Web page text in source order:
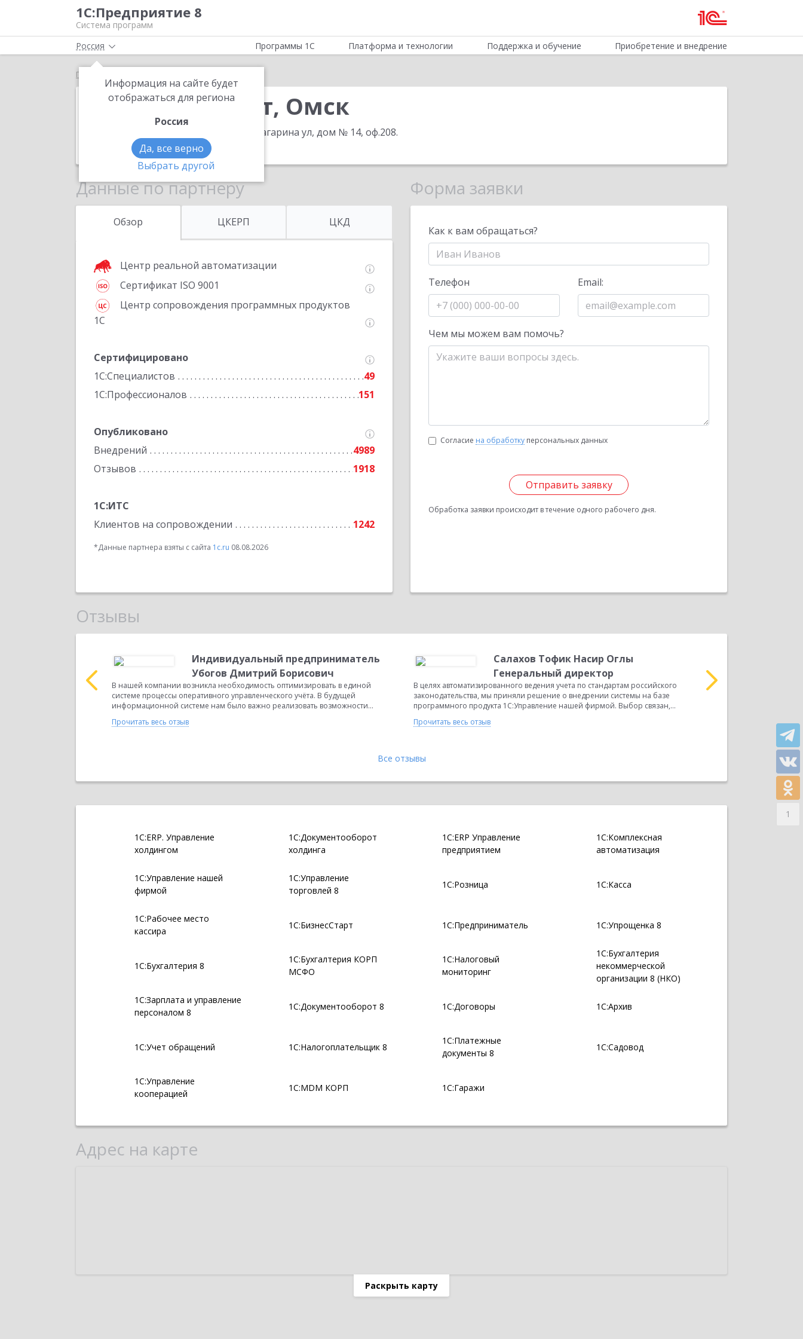
1С:Предприятие 8
Система программ
Россия
Информация на сайте будет
отображаться для региона
Россия
Да, все верно
Выбрать другой
Программы 1С Платформа и технологии Поддержка и обучение Приобретение и внедрение
Главная
1С:Первый Бит, Омск
644099, Омская обл, Омск г, Гагарина ул, дом № 14, оф.208.
Телефон: +7 (3812) 32-0330
Данные по партнеру
Обзор ЦКЕРП ЦКД
Центр реальной автоматизации
Сертификат ISO 9001
Центр сопровождения программных продуктов
1С
Сертифицировано
1С:Специалистов
49
1С:Профессионалов
151
Опубликовано
Внедрений
4989
Отзывов
1918
1С:ИТС
Клиентов на сопровождении
1242
*Данные партнера взяты с сайта 1c.ru 08.08.2026
Форма заявки
Как к вам обращаться?
Телефон Email:
Чем мы можем вам помочь?
Согласие на обработку персональных данных
Отправить заявку
Обработка заявки происходит в течение одного рабочего дня.
Отзывы
Индивидуальный предприниматель
Убогов Дмитрий Борисович
В нашей компании возникла необходимость оптимизировать в единой
системе процессы оперативного управленческого учёта. В будущей
информационной системе нам было важно реализовать возможности...
Прочитать весь отзыв
Салахов Тофик Насир Оглы
Генеральный директор
В целях автоматизированного ведения учета по стандартам российского
законодательства, мы приняли решение о внедрении системы на базе
программного продукта 1С:Управление нашей фирмой. Выбор связан,...
Прочитать весь отзыв
целях
Прочитать весь отзыв
Все отзывы
1С:ERP. Управление
холдингом
1С:Документооборот
холдинга
1С:ERP Управление
предприятием
1С:Комплексная
автоматизация
1С:Управление нашей
фирмой
1С:Управление
торговлей 8
1С:Розница 1С:Касса
1С:Рабочее место
кассира
1С:БизнесСтарт 1С:Предприниматель 1С:Упрощенка 8
1С:Бухгалтерия 8
1С:Бухгалтерия КОРП
МСФО
1С:Налоговый
мониторинг
1С:Бухгалтерия
некоммерческой
организации 8 (НКО)
1С:Зарплата и управление
персоналом 8
1С:Документооборот 8 1С:Договоры 1С:Архив
1С:Учет обращений 1С:Налогоплательщик 8
1С:Платежные
документы 8
1С:Садовод
1С:Управление
кооперацией
1С:MDM КОРП 1С:Гаражи
Адрес на карте
Раскрыть карту
1